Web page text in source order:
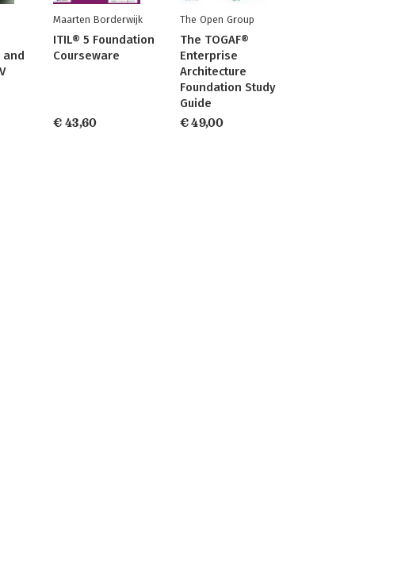
and
Maarten Borderwijk
ITIL® 5 Foundation
Courseware
€ 43,60
The Open Group
The TOGAF®
Enterprise
Architecture
Foundation Study
Guide
€ 49,00